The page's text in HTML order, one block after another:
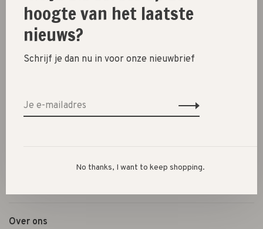
New
SALE 30%
Kleding
Over ons
hoogte van het laatste
nieuws?
Schrijf je dan nu in voor onze nieuwbrief
No thanks, I want to keep shopping.